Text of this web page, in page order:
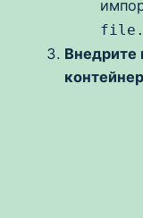
Внедрите